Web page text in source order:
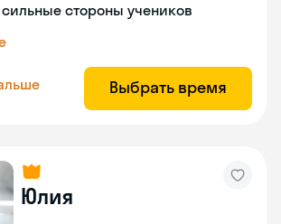
стороны учеников
Выбрать время
Юлия